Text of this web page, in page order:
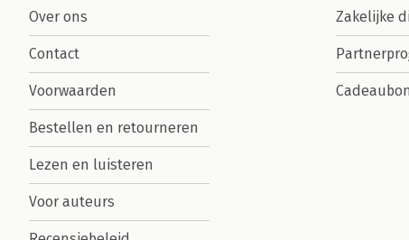
Over ons
Contact
Voorwaarden
Bestellen en retourneren
Lezen en luisteren
Voor auteurs
Zakelijke